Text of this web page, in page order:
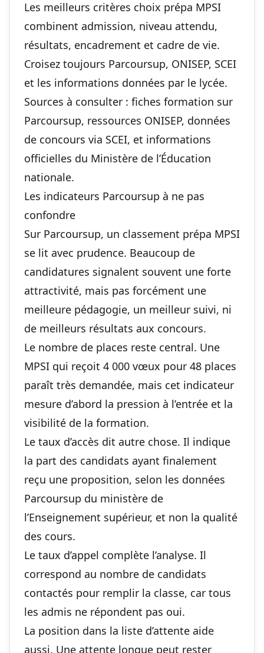
Les meilleurs critères choix prépa MPSI
combinent admission, niveau attendu,
résultats, encadrement et cadre de vie.
Croisez toujours Parcoursup, ONISEP, SCEI
et les informations données par le lycée.
Sources à consulter : fiches formation sur
Parcoursup, ressources ONISEP, données
de concours via SCEI, et informations
officielles du Ministère de l’Éducation
nationale.
Les indicateurs Parcoursup à ne pas
confondre
Sur Parcoursup, un classement prépa MPSI
se lit avec prudence. Beaucoup de
candidatures signalent souvent une forte
attractivité, mais pas forcément une
meilleure pédagogie, un meilleur suivi, ni
de meilleurs résultats aux concours.
Le nombre de places reste central. Une
MPSI qui reçoit 4 000 vœux pour 48 places
paraît très demandée, mais cet indicateur
mesure d’abord la pression à l’entrée et la
visibilité de la formation.
Le taux d’accès dit autre chose. Il indique
la part des candidats ayant finalement
reçu une proposition, selon les données
Parcoursup du ministère de
l’Enseignement supérieur, et non la qualité
des cours.
Le taux d’appel complète l’analyse. Il
correspond au nombre de candidats
contactés pour remplir la classe, car tous
les admis ne répondent pas oui.
La position dans la liste d’attente aide
aussi. Une attente longue peut rester